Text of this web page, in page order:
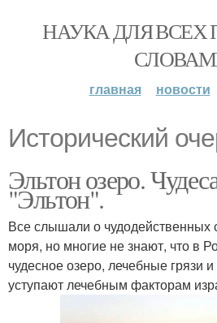
НАУКА ДЛЯ
главная новости
Исторический
Эльтон озеро.
"Эльтон".
Все слышали о чудодейственных
моря, но многие не знают, что в
чудесное озеро, лечебные грязи
уступают лечебным факторам